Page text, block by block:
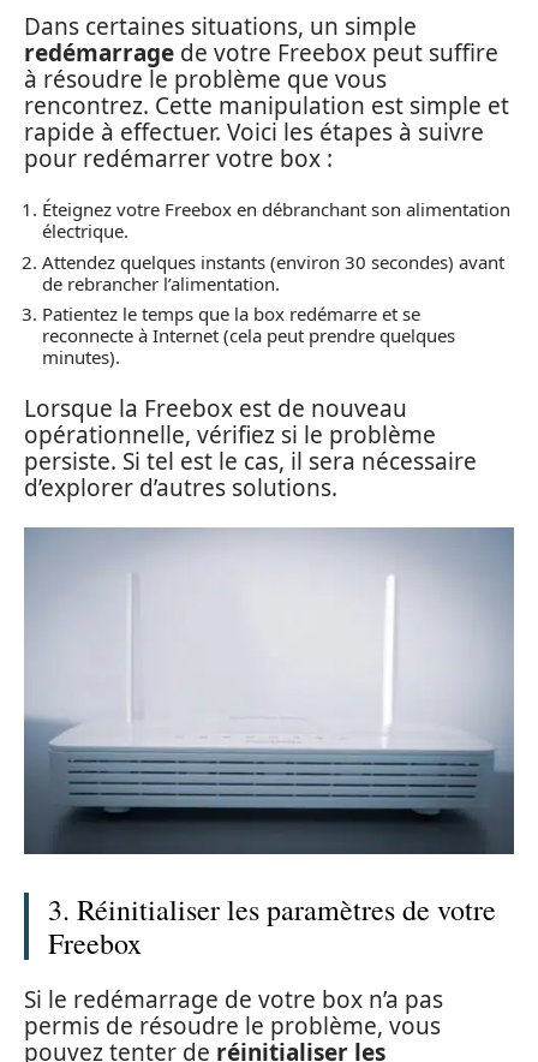
Dans certaines situations, un simple
redémarrage de votre Freebox peut suffire
à résoudre le problème que vous
rencontrez. Cette manipulation est simple et
rapide à effectuer. Voici les étapes à suivre
pour redémarrer votre box :
Éteignez votre Freebox en débranchant son alimentation
électrique.
Attendez quelques instants (environ 30 secondes) avant
de rebrancher l’alimentation.
Patientez le temps que la box redémarre et se
reconnecte à Internet (cela peut prendre quelques
minutes).
Lorsque la Freebox est de nouveau
opérationnelle, vérifiez si le problème
persiste. Si tel est le cas, il sera nécessaire
d’explorer d’autres solutions.
3. Réinitialiser les paramètres de votre
Freebox
Si le redémarrage de votre box n’a pas
permis de résoudre le problème, vous
pouvez tenter de réinitialiser les